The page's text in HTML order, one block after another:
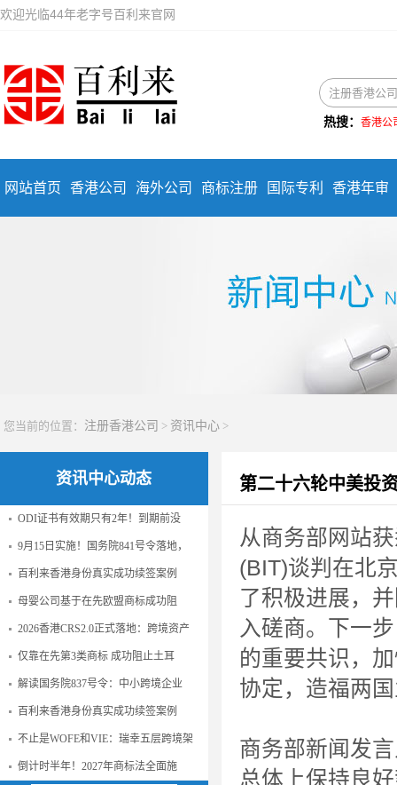
欢迎光临44年老字号百利来官网
热搜： 香港公
网站首页 香港公司 海外公司 商标注册 国际专利 香港年审
您当前的位置： 注册香港公司 > 资讯中心 >
资讯中心动态
ODI证书有效期只有2年！到期前没
9月15日实施！国务院841号令落地，
百利来香港身份真实成功续签案例
母婴公司基于在先欧盟商标成功阻
2026香港CRS2.0正式落地：跨境资产
仅靠在先第3类商标 成功阻止土耳
解读国务院837号令：中小跨境企业
百利来香港身份真实成功续签案例
不止是WOFE和VIE：瑞幸五层跨境架
倒计时半年！2027年商标法全面施
第二十六轮中美投
从商务部网站
(BIT)谈判在北
了积极进展，
入磋商。下一
的重要共识，
协定，造福两
商务部新闻发
总体上保持良